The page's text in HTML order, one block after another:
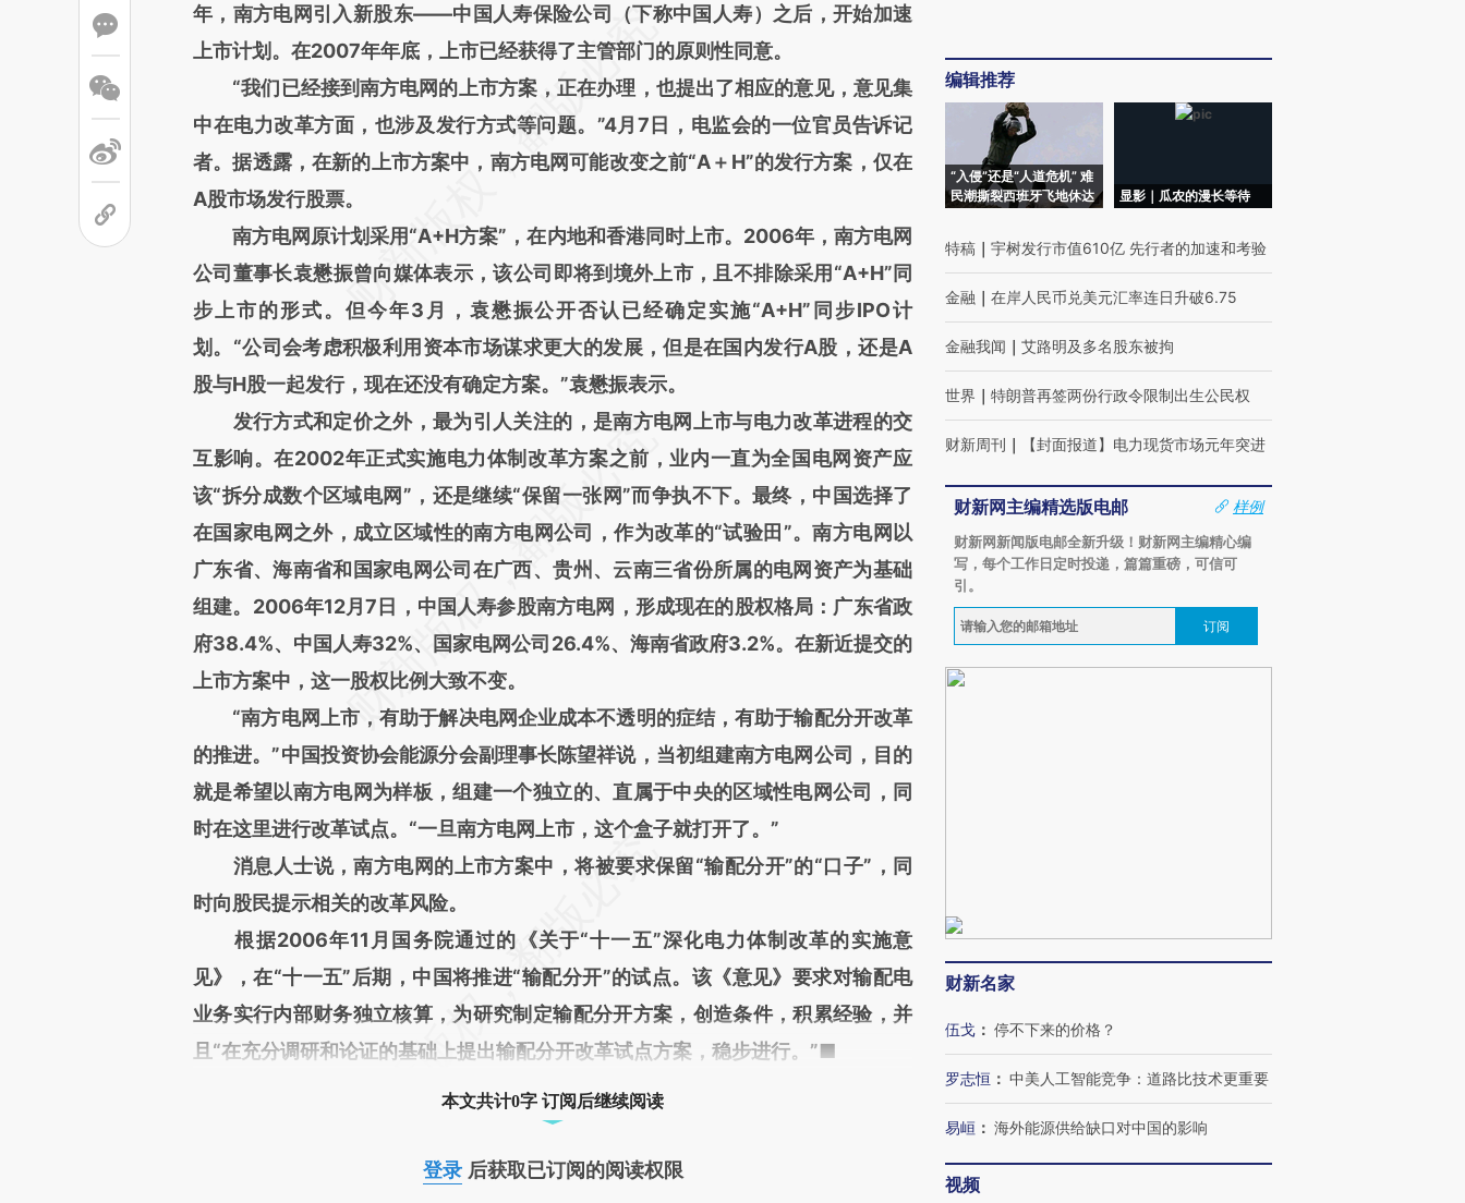
年，南方电网引入新股东——中国人寿保险公司（下称中国人寿）之后，开始加速
上市计划。在2007年年底，上市已经获得了主管部门的原则性同意。
“我们已经接到南方电网的上市方案，正在办理，也提出了相应的意见，意见集
中在电力改革方面，也涉及发行方式等问题。”4月7日，电监会的一位官员告诉记
者。据透露，在新的上市方案中，南方电网可能改变之前“A＋H”的发行方案，仅在
A股市场发行股票。
南方电网原计划采用“A+H方案”，在内地和香港同时上市。2006年，南方电网
公司董事长袁懋振曾向媒体表示，该公司即将到境外上市，且不排除采用“A+H”同
步上市的形式。但今年3月，袁懋振公开否认已经确定实施“A+H”同步IPO计
划。“公司会考虑积极利用资本市场谋求更大的发展，但是在国内发行A股，还是A
股与H股一起发行，现在还没有确定方案。”袁懋振表示。
发行方式和定价之外，最为引人关注的，是南方电网上市与电力改革进程的交
互影响。在2002年正式实施电力体制改革方案之前，业内一直为全国电网资产应
该“拆分成数个区域电网”，还是继续“保留一张网”而争执不下。最终，中国选择了
在国家电网之外，成立区域性的南方电网公司，作为改革的“试验田”。南方电网以
广东省、海南省和国家电网公司在广西、贵州、云南三省份所属的电网资产为基础
组建。2006年12月7日，中国人寿参股南方电网，形成现在的股权格局：广东省政
府38.4%、中国人寿32%、国家电网公司26.4%、海南省政府3.2%。在新近提交的
上市方案中，这一股权比例大致不变。
“南方电网上市，有助于解决电网企业成本不透明的症结，有助于输配分开改革
的推进。”中国投资协会能源分会副理事长陈望祥说，当初组建南方电网公司，目的
就是希望以南方电网为样板，组建一个独立的、直属于中央的区域性电网公司，同
时在这里进行改革试点。“一旦南方电网上市，这个盒子就打开了。”
消息人士说，南方电网的上市方案中，将被要求保留“输配分开”的“口子”，同
时向股民提示相关的改革风险。
根据2006年11月国务院通过的《关于“十一五”深化电力体制改革的实施意
见》，在“十一五”后期，中国将推进“输配分开”的试点。该《意见》要求对输配电
业务实行内部财务独立核算，为研究制定输配分开方案，创造条件，积累经验，并
且“在充分调研和论证的基础上提出输配分开改革试点方案，稳步进行。”■
本文共计0字 订阅后继续阅读
登录后获取已订阅的阅读权限
编辑推荐
“入侵”还是“人道危机” 难
民潮撕裂西班牙飞地休达
显影｜瓜农的漫长等待
特稿 ｜ 宇树发行市值610亿 先行者的加速和考验
金融 ｜ 在岸人民币兑美元汇率连日升破6.75
金融我闻 ｜ 艾路明及多名股东被拘
世界 ｜ 特朗普再签两份行政令限制出生公民权
财新周刊 ｜ 【封面报道】电力现货市场元年突进
财新网主编精选版电邮
样例
财新网新闻版电邮全新升级！财新网主编精心编
写，每个工作日定时投递，篇篇重磅，可信可
引。
订阅
财新名家
伍戈 ： 停不下来的价格？
罗志恒 ： 中美人工智能竞争：道路比技术更重要
易峘 ： 海外能源供给缺口对中国的影响
视频